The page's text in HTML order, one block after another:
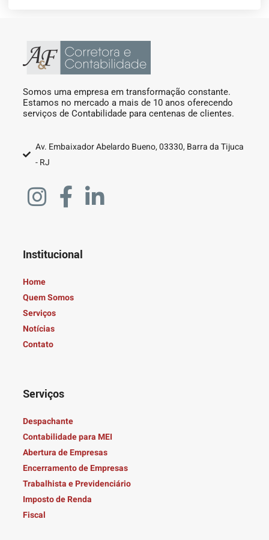
Somos uma empresa em transformação constante.
Estamos no mercado a mais de 10 anos oferecendo
serviços de Contabilidade para centenas de clientes.
Av. Embaixador Abelardo Bueno, 03330, Barra da Tijuca
- RJ
Institucional
Home
Quem Somos
Serviços
Notícias
Contato
Serviços
Despachante
Contabilidade para MEI
Abertura de Empresas
Encerramento de Empresas
Trabalhista e Previdenciário
Imposto de Renda
Fiscal